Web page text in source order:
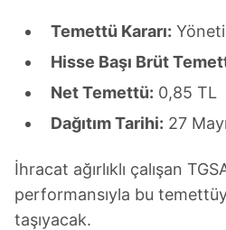
Temettü Kararı:
Hisse Başı Brüt
Net Temettü: 0,85 TL
Dağıtım Tarihi: 27
İhracat ağırlıklı çalışan
performansıyla bu
taşıyacak.